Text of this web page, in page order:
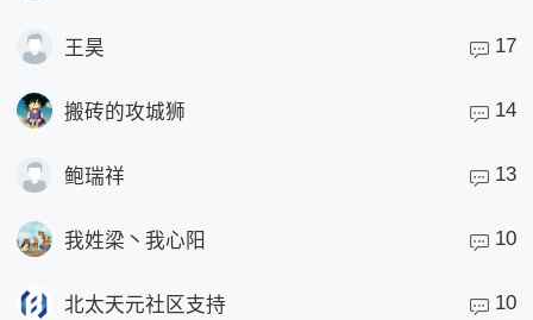
王昊 17
搬砖的攻城狮 14
鲍瑞祥 13
我姓梁丶我心阳 10
北太天元社区支持 10